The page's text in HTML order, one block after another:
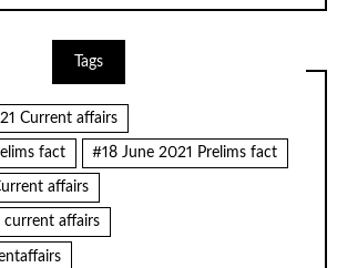
Tags
Current affairs
fact #18 June 2021 Prelims fact
affairs
current affairs